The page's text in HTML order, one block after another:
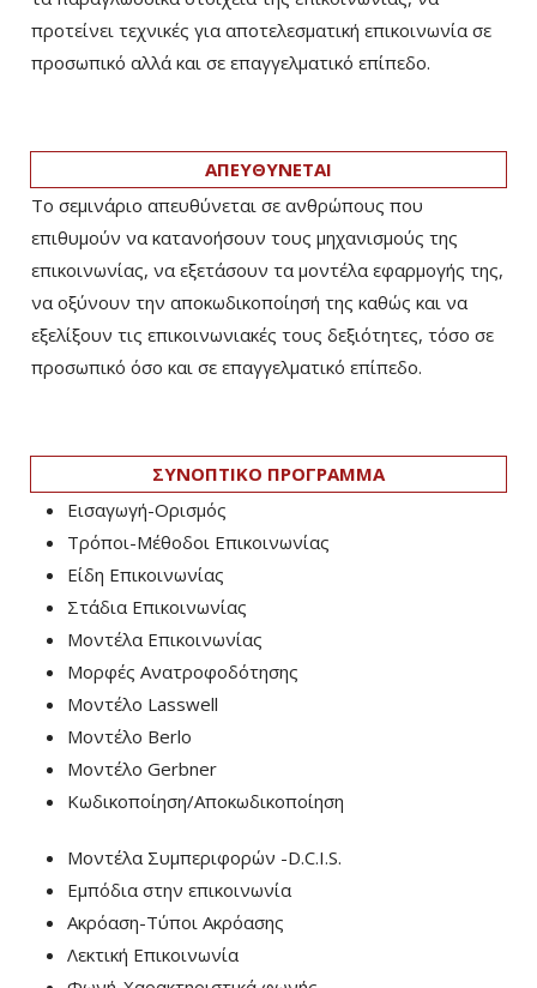
προτείνει τεχνικές για αποτελεσματική επικοινωνία σε
προσωπικό αλλά και σε επαγγελματικό επίπεδο.
ΑΠΕΥΘΥΝΕΤΑΙ
Το σεμινάριο απευθύνεται σε ανθρώπους που
επιθυμούν να κατανοήσουν τους μηχανισμούς της
επικοινωνίας, να εξετάσουν τα μοντέλα εφαρμογής της,
να οξύνουν την αποκωδικοποίησή της καθώς και να
εξελίξουν τις επικοινωνιακές τους δεξιότητες, τόσο σε
προσωπικό όσο και σε επαγγελματικό επίπεδο.
ΣΥΝΟΠΤΙΚΟ ΠΡΟΓΡΑΜΜΑ
Εισαγωγή-Ορισμός
Τρόποι-Μέθοδοι Επικοινωνίας
Είδη Επικοινωνίας
Στάδια Επικοινωνίας
Μοντέλα Επικοινωνίας
Μορφές Ανατροφοδότησης
Μοντέλο Lasswell
Μοντέλο Berlo
Μοντέλο Gerbner
Κωδικοποίηση/Αποκωδικοποίηση
Μοντέλα Συμπεριφορών -D.C.I.S.
Εμπόδια στην επικοινωνία
Ακρόαση-Τύποι Ακρόασης
Λεκτική Επικοινωνία